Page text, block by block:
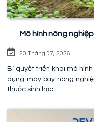
Mô hình nông
20 Tháng 07, 2026
Bí quyết triển khai mô
dụng máy bay nông
thuốc sinh học.